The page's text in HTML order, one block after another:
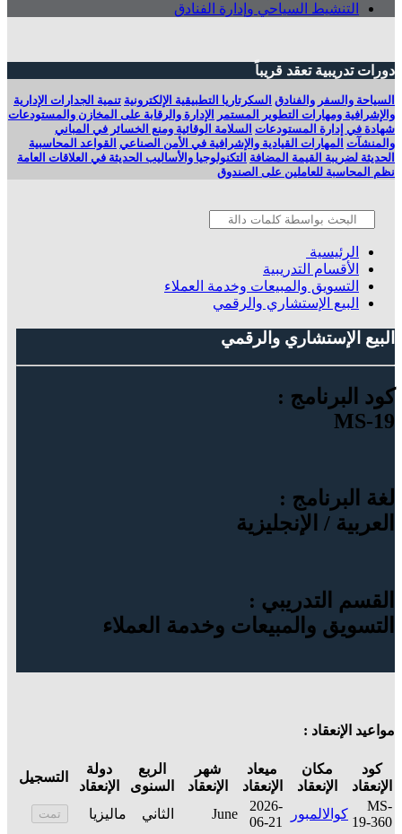
التنشيط السياحي وإدارة الفنادق
دورات تدريبية تعقد قريباً
السياحة والسفر والفنادق السكرتاريا التطبيقية الإلكترونية تنمية الجدارات الإدارية
والإشرافية ومهارات التطوير المستمر
الإدارة والرقابة على المخازن والمستودعات
شهادة في إدارة المستودعات السلامة الوقائية ومنع الخسائر في المباني
والمنشآت المهارات القيادية والإشرافية في الأمن الصناعي القواعد المحاسبية
الحديثة لضريبة القيمة المضافة التكنولوجيا والأساليب الحديثة في العلاقات العامة
نظم المحاسبة للعاملين على الصندوق
الرئيسية
الأقسام التدريبية
التسويق والمبيعات وخدمة العملاء
البيع الإستشاري والرقمي
البيع الإستشاري والرقمي
كود البرنامج :
MS-19
لغة البرنامج :
العربية / الإنجليزية
القسم التدريبي :
التسويق والمبيعات وخدمة العملاء
مواعيد الإنعقاد :
كود
الإنعقاد
مكان
الإنعقاد
ميعاد
الإنعقاد
شهر
الإنعقاد
الربع
السنوى
دولة
الإنعقاد
التسجيل
MS-
19-360
كوالالمبور
2026-
06-21
June الثاني ماليزيا تمت